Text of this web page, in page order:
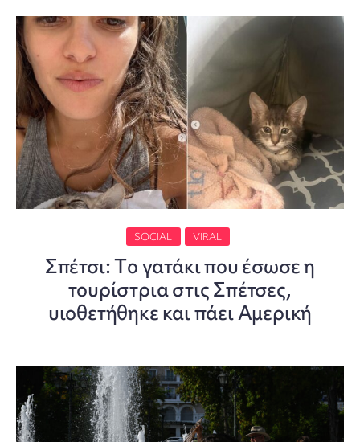
SOCIAL VIRAL
Σπέτσι: Tο γατάκι που έσωσε η
τουρίστρια στις Σπέτσες,
υιοθετήθηκε και πάει Αμερική